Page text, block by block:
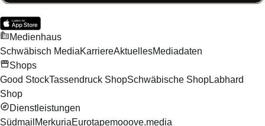
Medienhaus
Schwäbisch MediaKarriereAktuellesMediadaten
Shops
Good StockTassendruck ShopSchwäbische ShopLabhard
Shop
Dienstleistungen
Südmail MerkuriaEurotapemooove.media